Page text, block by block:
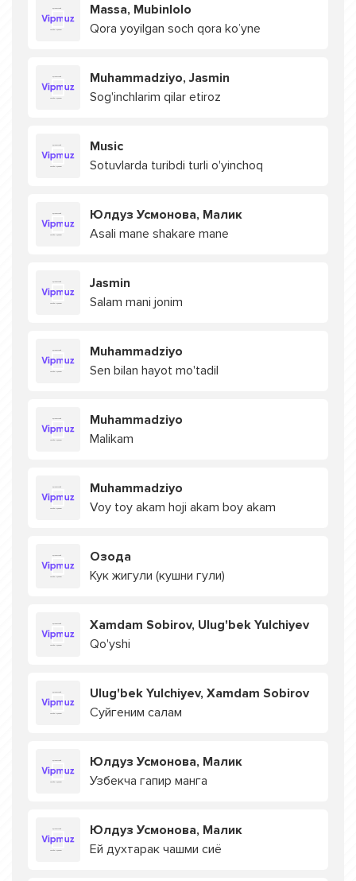
Massa, Mubinlolo
Qora yoyilgan soch qora ko’yne
Muhammadziyo, Jasmin
Sog'inchlarim qilar etiroz
Music
Sotuvlarda turibdi turli o'yinchoq
Юлдуз Усмонова, Малик
Asali mane shakare mane
Jasmin
Salam mani jonim
Muhammadziyo
Sen bilan hayot mo'tadil
Muhammadziyo
Malikam
Muhammadziyo
Voy toy akam hoji akam boy akam
Озода
Кук жигули (кушни гули)
Xamdam Sobirov, Ulug'bek Yulchiyev
Qo'yshi
Ulug'bek Yulchiyev, Xamdam Sobirov
Суйгеним салам
Юлдуз Усмонова, Малик
Узбекча гапир манга
Юлдуз Усмонова, Малик
Ей духтарак чашми сиё